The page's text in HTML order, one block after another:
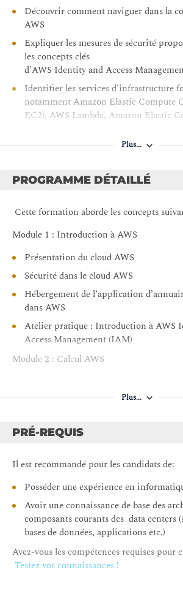
Découvrir comment naviguer dans la
AWS
Expliquer les mesures de sécurité
les concepts clés
d'AWS Identity and Access
Identifier les services d'infrastructure
notamment Amazon Elastic Compute
EC2), AWS Lambda, Amazon Elastic
stockage AWS, notamment Amazon
Database Service (Amazon RDS),
Découvrir les services de mise en réseau
Accéder aux fonctionnalités de
CloudWatch et les configurer
Plus...
PROGRAMME DÉTAILLÉ
Cette formation aborde les concepts
Module 1 : Introduction à AWS
Présentation du cloud AWS
Sécurité dans le cloud AWS
Hébergement de l’application
dans AWS
Atelier pratique : Introduction à AWS
Access Management (IAM)
Module 2 : Calcul AWS
Présentation d’Amazon Elastic
Services de conteneurs AWS
Présentation d’AWS Lambda
Choisissez le bon service de calcul
Atelier pratique : Lancement de
d’annuaire des employés sur Amazon
Mise en réseau dans AWS
Plus...
PRÉ-REQUIS
Il est recommandé pour les candidats de:
Posséder une expérience en
Avoir une connaissance de base des
composants courants des data centers
bases de données, applications etc.)
Avez-vous les compétences requises pour
Testez vos connaissances !